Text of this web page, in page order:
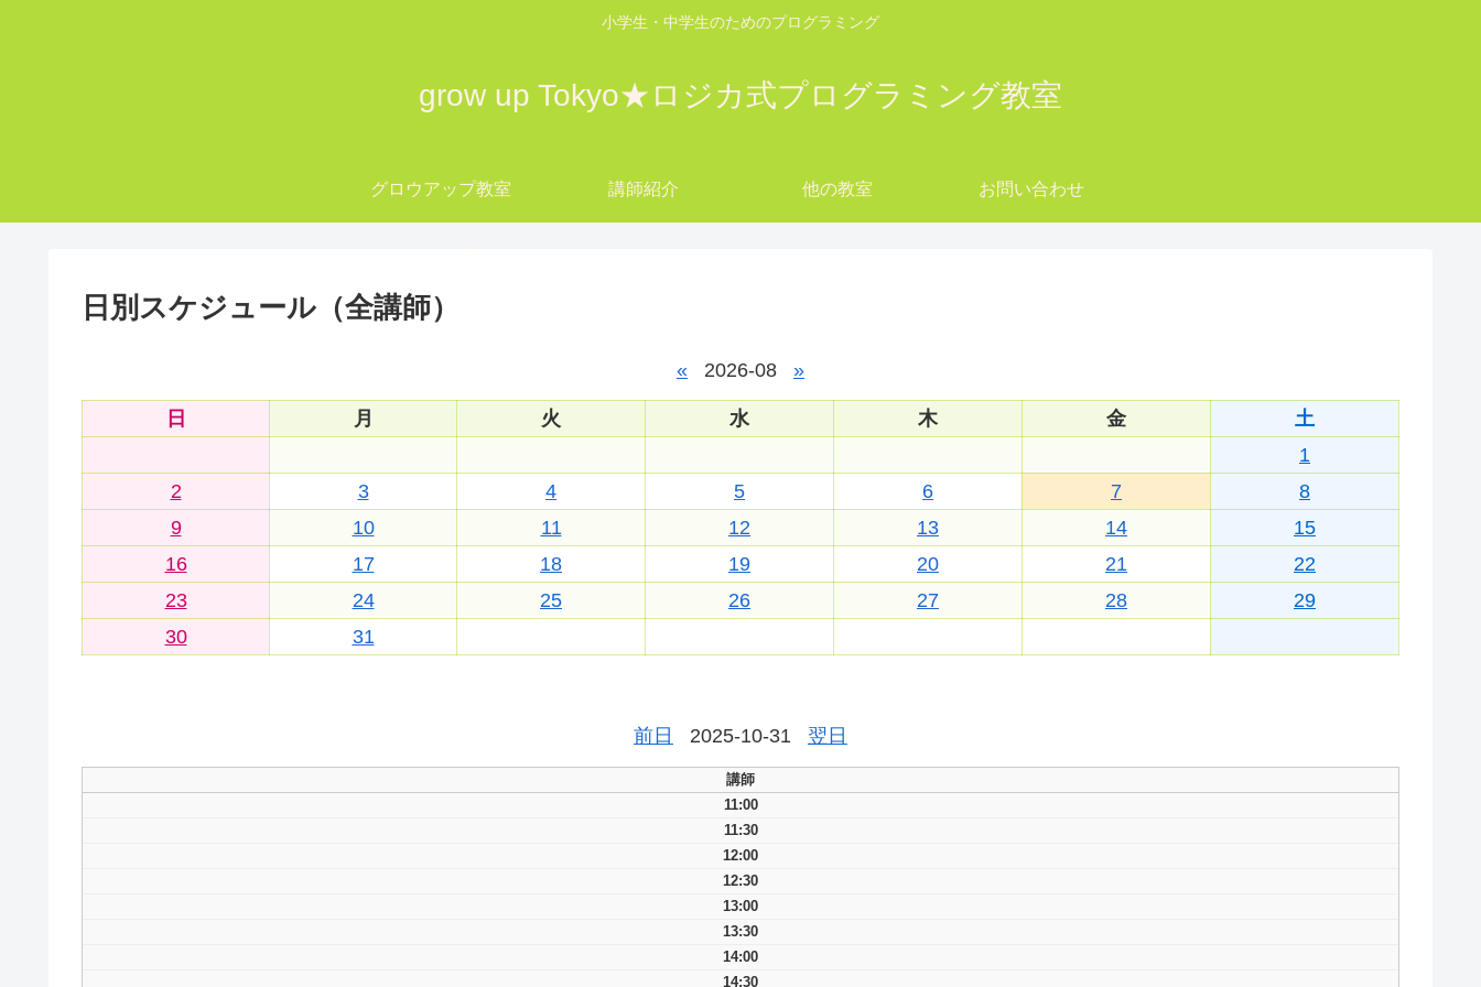
小学生・中学生のためのプログラミング
grow up Tokyo★ロジカ式プログラミング教室
グロウアップ教室 講師紹介 他の教室 お問い合わせ
日別スケジュール（全講師）
« 2026-08 »
日 月 火 水 木 金
土
1
2
3 4 5 6 7
8
9
10 11 12 13 14
15
16
17 18 19 20 21
22
23
24 25 26 27 28
29
30
31
前日 2025-10-31 翌日
講師
11:00
11:30
12:00
12:30
13:00
13:30
14:00
14:30